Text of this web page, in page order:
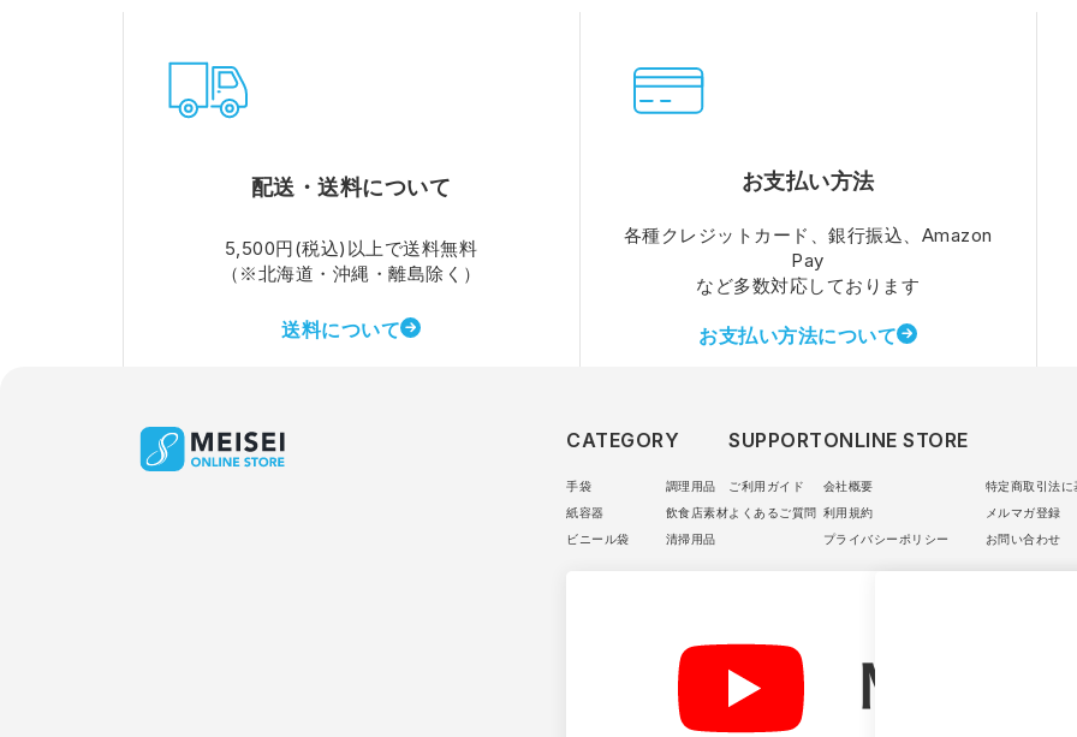
配送・送料について
5,500円(税込)以上で送料無料
（※北海道・沖縄・離島除く）
送料について
お支払い方法
各種クレジットカード、銀行振込、Amazon
Pay
など多数対応しております
お支払い方法について
CATEGORY
手袋
紙容器
ビニール袋
調理用品
飲食店素材
清掃用品
SUPPORT
ご利用ガイド
よくあるご質問
ONLINE STORE
会社概要
利用規約
プライバシーポリシー
特定商取引法に
メルマガ登録
お問い合わせ